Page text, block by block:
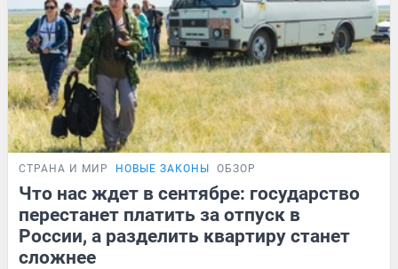
СТРАНА И МИР НОВЫЕ ЗАКОНЫ ОБЗОР
Что нас ждет в сентябре: государство
перестанет платить за отпуск в
России, а разделить квартиру станет
сложнее